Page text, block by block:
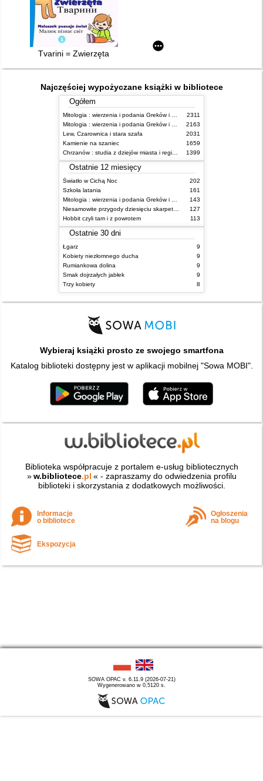
Tvarini = Zwierzęta
Najczęściej wypożyczane książki w bibliotece
Ogółem
2311
2163
Lew, Czarownica i stara szafa
2031
Kamienie na szaniec
1659
1399
Ostatnie 12 miesięcy
Światło w Cichą Noc
202
Szkoła latania
161
143
127
Hobbit czyli tam i z powrotem
113
Ostatnie 30 dni
Łgarz
9
Kobiety niezłomnego ducha
9
Rumiankowa dolina
9
Smak dojrzałych jabłek
9
Trzy kobiety
8
Wybieraj książki prosto ze swojego smartfona
Katalog biblioteki dostępny jest w aplikacji mobilnej "Sowa MOBI".
Biblioteka współpracuje z portalem e-usług bibliotecznych
» w.bibliotece.pl « - zapraszamy do odwiedzenia profilu
biblioteki i skorzystania z dodatkowych możliwości.
Informacje
o bibliotece
Ogłoszenia
na blogu
Ekspozycja
SOWA OPAC v. 6.11.9 (2026-07-21)
Wygenerowano w 0,5120 s.